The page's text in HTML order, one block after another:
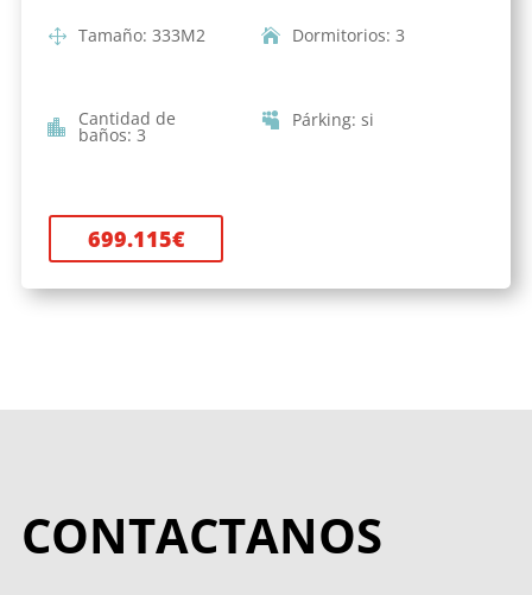
Tamaño: 333M2 Dormitorios: 3
Cantidad de
baños: 3
Párking: si
699.115€
CONTACTANOS